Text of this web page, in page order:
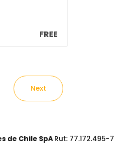
FREE
Next
de Chile SpA Rut: 77.172.495-7